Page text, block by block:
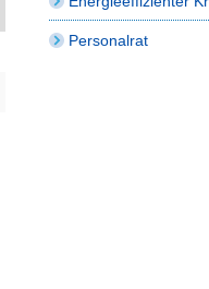
Personalrat